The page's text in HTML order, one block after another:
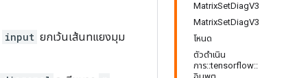
MatrixSetDiagV3
MatrixSetDiagV3
โหนด
ตัวดำเนิน
การ::tensorflow::
input ยกเว้นเส้นทแยงมุม